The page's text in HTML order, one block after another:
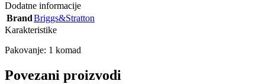
Dodatne informacije
BrandBriggs&Stratton
Karakteristike
Pakovanje: 1 komad
Povezani proizvodi